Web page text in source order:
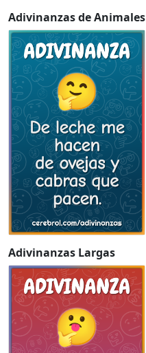
Adivinanzas de Animales
Adivinanzas Largas